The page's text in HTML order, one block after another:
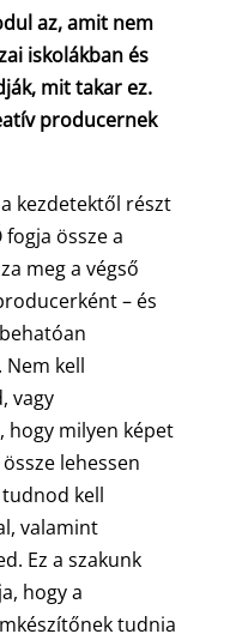
az, amit nem
iskolákban és
mit takar ez.
producernek
kezdetektől részt
össze a
meg a végső
– és
kell
vagy
hogy milyen képet
lehessen
kell
valamint
Ez a szakunk
hogy a
tudnia